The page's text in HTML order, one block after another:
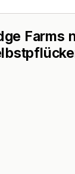
Farms